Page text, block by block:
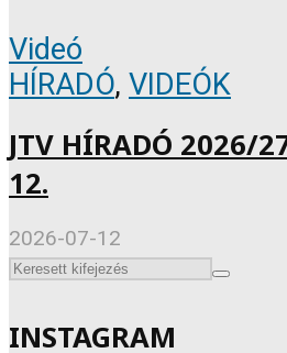
Videó
HÍRADÓ, VIDEÓK
JTV HÍRADÓ 2026/
12.
2026-07-12
INSTAGRAM